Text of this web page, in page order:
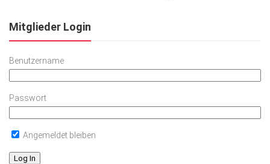
Mitglieder Login
Benutzername
Passwort
Angemeldet bleiben